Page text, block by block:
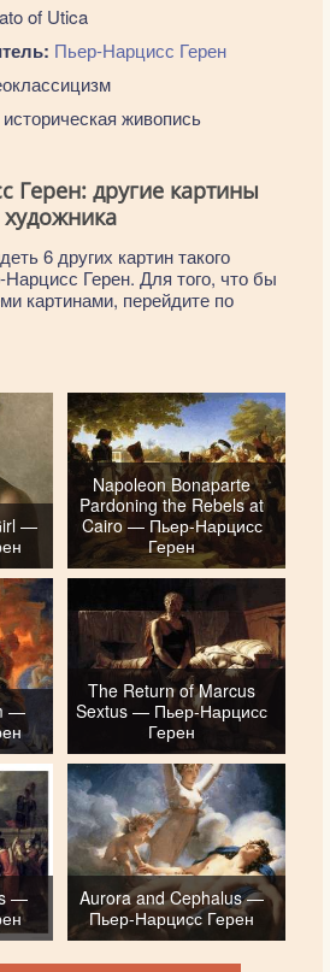
of Utica
Пьер-Нарцисс Герен
историческая живопись
Герен: другие картины
художника
6 других картин такого
Герен. Для того, что бы
картинами, перейдите по
—
Napoleon Bonaparte
Pardoning the Rebels at
Cairo — Пьер-Нарцисс
Герен
—
The Return of Marcus
Sextus — Пьер-Нарцисс
Герен
—
Aurora and Cephalus —
Пьер-Нарцисс Герен